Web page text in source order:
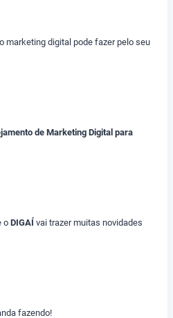
marketing digital pode fazer pelo seu
de Marketing Digital para
o DIGAÍ vai trazer muitas novidades
fazendo!